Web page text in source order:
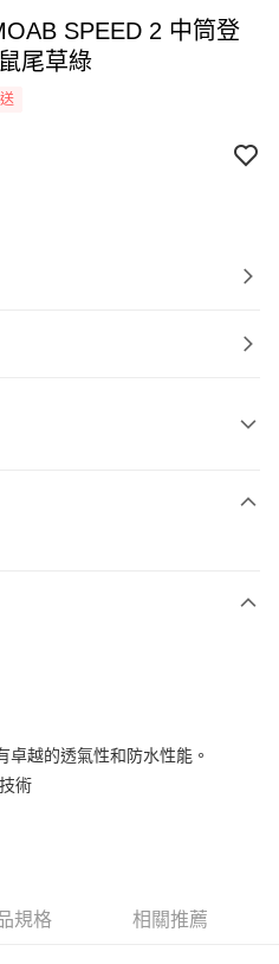
SPEED 2 中筒登
尾草綠
華泰商業銀行
越的透氣性和防水性能。
術
規格 相關推薦